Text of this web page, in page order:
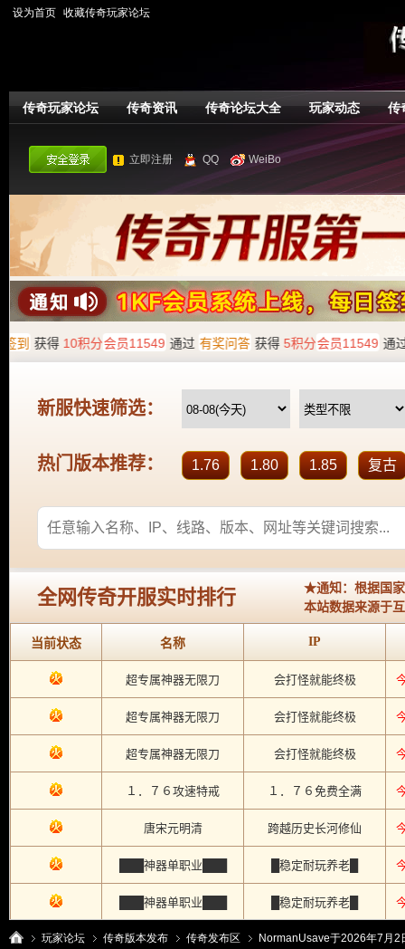
设为首页 收藏传奇玩家论坛
传奇玩家论坛 传奇资讯 传奇论坛大全 玩家动态 传
立即注册 QQ WeiBo
玩家论坛 传奇版本发布 传奇发布区 NormanUsave于2026年7月2